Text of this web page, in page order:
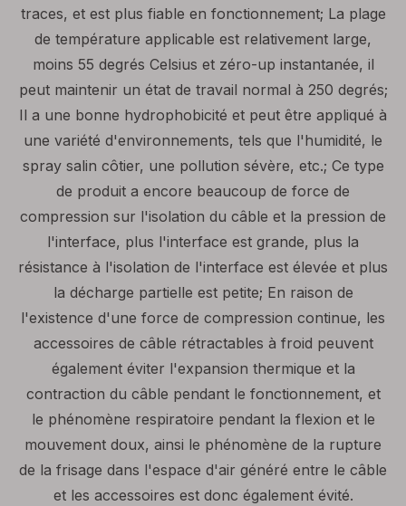
traces, et est plus fiable en fonctionnement; La plage
de température applicable est relativement large,
moins 55 degrés Celsius et zéro-up instantanée, il
peut maintenir un état de travail normal à 250 degrés;
Il a une bonne hydrophobicité et peut être appliqué à
une variété d'environnements, tels que l'humidité, le
spray salin côtier, une pollution sévère, etc.; Ce type
de produit a encore beaucoup de force de
compression sur l'isolation du câble et la pression de
l'interface, plus l'interface est grande, plus la
résistance à l'isolation de l'interface est élevée et plus
la décharge partielle est petite; En raison de
l'existence d'une force de compression continue, les
accessoires de câble rétractables à froid peuvent
également éviter l'expansion thermique et la
contraction du câble pendant le fonctionnement, et
le phénomène respiratoire pendant la flexion et le
mouvement doux, ainsi le phénomène de la rupture
de la frisage dans l'espace d'air généré entre le câble
et les accessoires est donc également évité.